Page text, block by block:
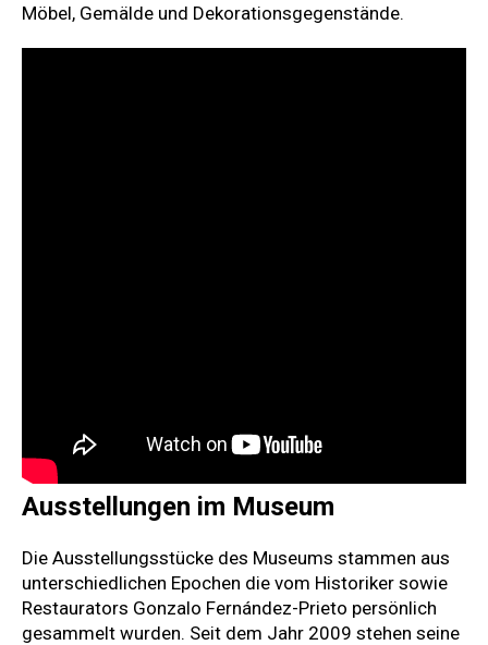
Möbel, Gemälde und Dekorationsgegenstände.
Ausstellungen im Museum
Die Ausstellungsstücke des Museums stammen aus
unterschiedlichen Epochen die vom Historiker sowie
Restaurators Gonzalo Fernández-Prieto persönlich
gesammelt wurden. Seit dem Jahr 2009 stehen seine